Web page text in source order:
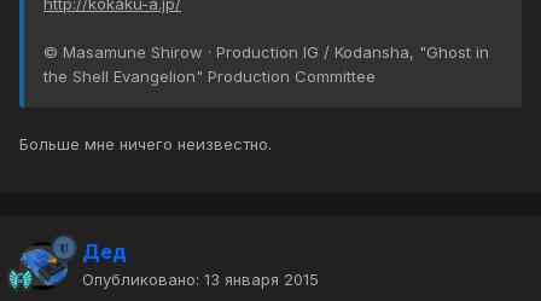
http://kokaku-a.jp/
© Masamune Shirow · Production IG / Kodansha, "Ghost in
the Shell Evangelion" Production Committee
Больше мне ничего неизвестно.
Дед
Опубликовано: 13 января 2015